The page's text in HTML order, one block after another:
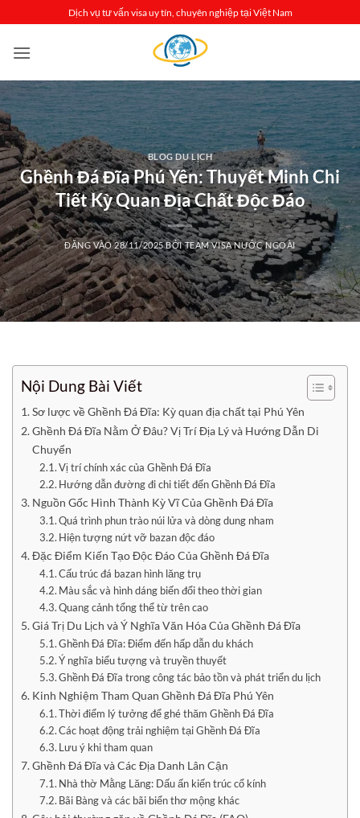
qua
nội
Dịch vụ tư vấn visa uy tín, chuyên nghiệp tại Việt Nam
BLOG DU LỊCH
Ghềnh Đá Đĩa Phú Yên: Thuyết Minh Chi
Tiết Kỳ Quan Địa Chất Độc Đáo
ĐĂNG VÀO28/11/2025BỞITEAM VISA NƯỚC NGOÀI
Nội Dung Bài Viết
Sơ lược về Ghềnh Đá Đĩa: Kỳ quan địa chất tại Phú Yên
Ghềnh Đá Đĩa Nằm Ở Đâu? Vị Trí Địa Lý và Hướng Dẫn Di
Chuyển
Vị trí chính xác của Ghềnh Đá Đĩa
Hướng dẫn đường đi chi tiết đến Ghềnh Đá Đĩa
Nguồn Gốc Hình Thành Kỳ Vĩ Của Ghềnh Đá Đĩa
Quá trình phun trào núi lửa và dòng dung nham
Hiện tượng nứt vỡ bazan độc đáo
Đặc Điểm Kiến Tạo Độc Đáo Của Ghềnh Đá Đĩa
Cấu trúc đá bazan hình lăng trụ
Màu sắc và hình dáng biến đổi theo thời gian
Quang cảnh tổng thể từ trên cao
Giá Trị Du Lịch và Ý Nghĩa Văn Hóa Của Ghềnh Đá Đĩa
Ghềnh Đá Đĩa: Điểm đến hấp dẫn du khách
Ý nghĩa biểu tượng và truyền thuyết
Ghềnh Đá Đĩa trong công tác bảo tồn và phát triển du lịch
Kinh Nghiệm Tham Quan Ghềnh Đá Đĩa Phú Yên
Thời điểm lý tưởng để ghé thăm Ghềnh Đá Đĩa
Các hoạt động trải nghiệm tại Ghềnh Đá Đĩa
Lưu ý khi tham quan
Ghềnh Đá Đĩa và Các Địa Danh Lân Cận
Nhà thờ Mằng Lăng: Dấu ấn kiến trúc cổ kính
Bãi Bàng và các bãi biển thơ mộng khác